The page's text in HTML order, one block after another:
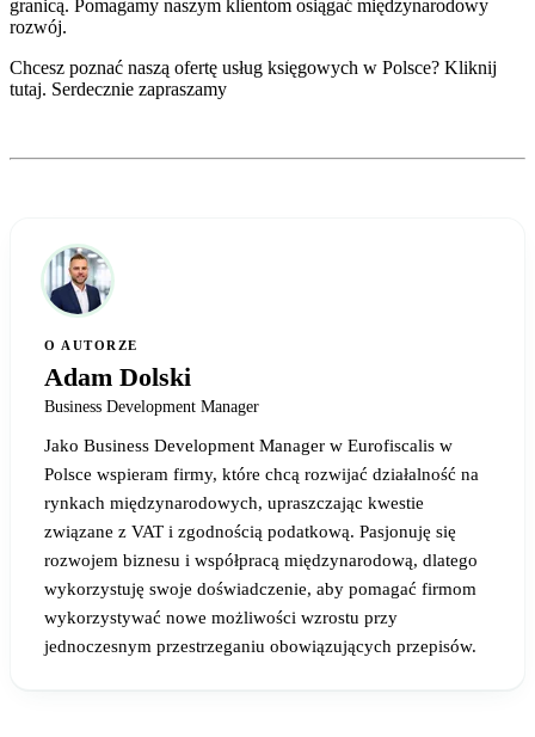
granicą. Pomagamy naszym klientom osiągać międzynarodowy
rozwój.
Chcesz poznać naszą ofertę usług księgowych w Polsce? Kliknij
tutaj. Serdecznie zapraszamy
O AUTORZE
Adam Dolski
Business Development Manager
Jako Business Development Manager w Eurofiscalis w
Polsce wspieram firmy, które chcą rozwijać działalność na
rynkach międzynarodowych, upraszczając kwestie
związane z VAT i zgodnością podatkową. Pasjonuję się
rozwojem biznesu i współpracą międzynarodową, dlatego
wykorzystuję swoje doświadczenie, aby pomagać firmom
wykorzystywać nowe możliwości wzrostu przy
jednoczesnym przestrzeganiu obowiązujących przepisów.